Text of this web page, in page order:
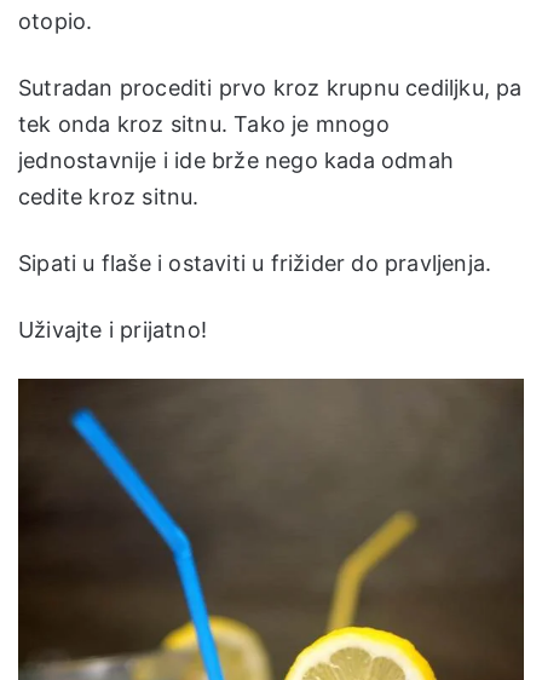
otopio.
Sutradan procediti prvo kroz krupnu cediljku, pa
tek onda kroz sitnu. Tako je mnogo
jednostavnije i ide brže nego kada odmah
cedite kroz sitnu.
Sipati u flaše i ostaviti u frižider do pravljenja.
Uživajte i prijatno!